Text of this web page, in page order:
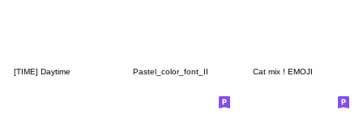
[TIME] Daytime Pastel_color_font_II Cat mix ! EMOJI